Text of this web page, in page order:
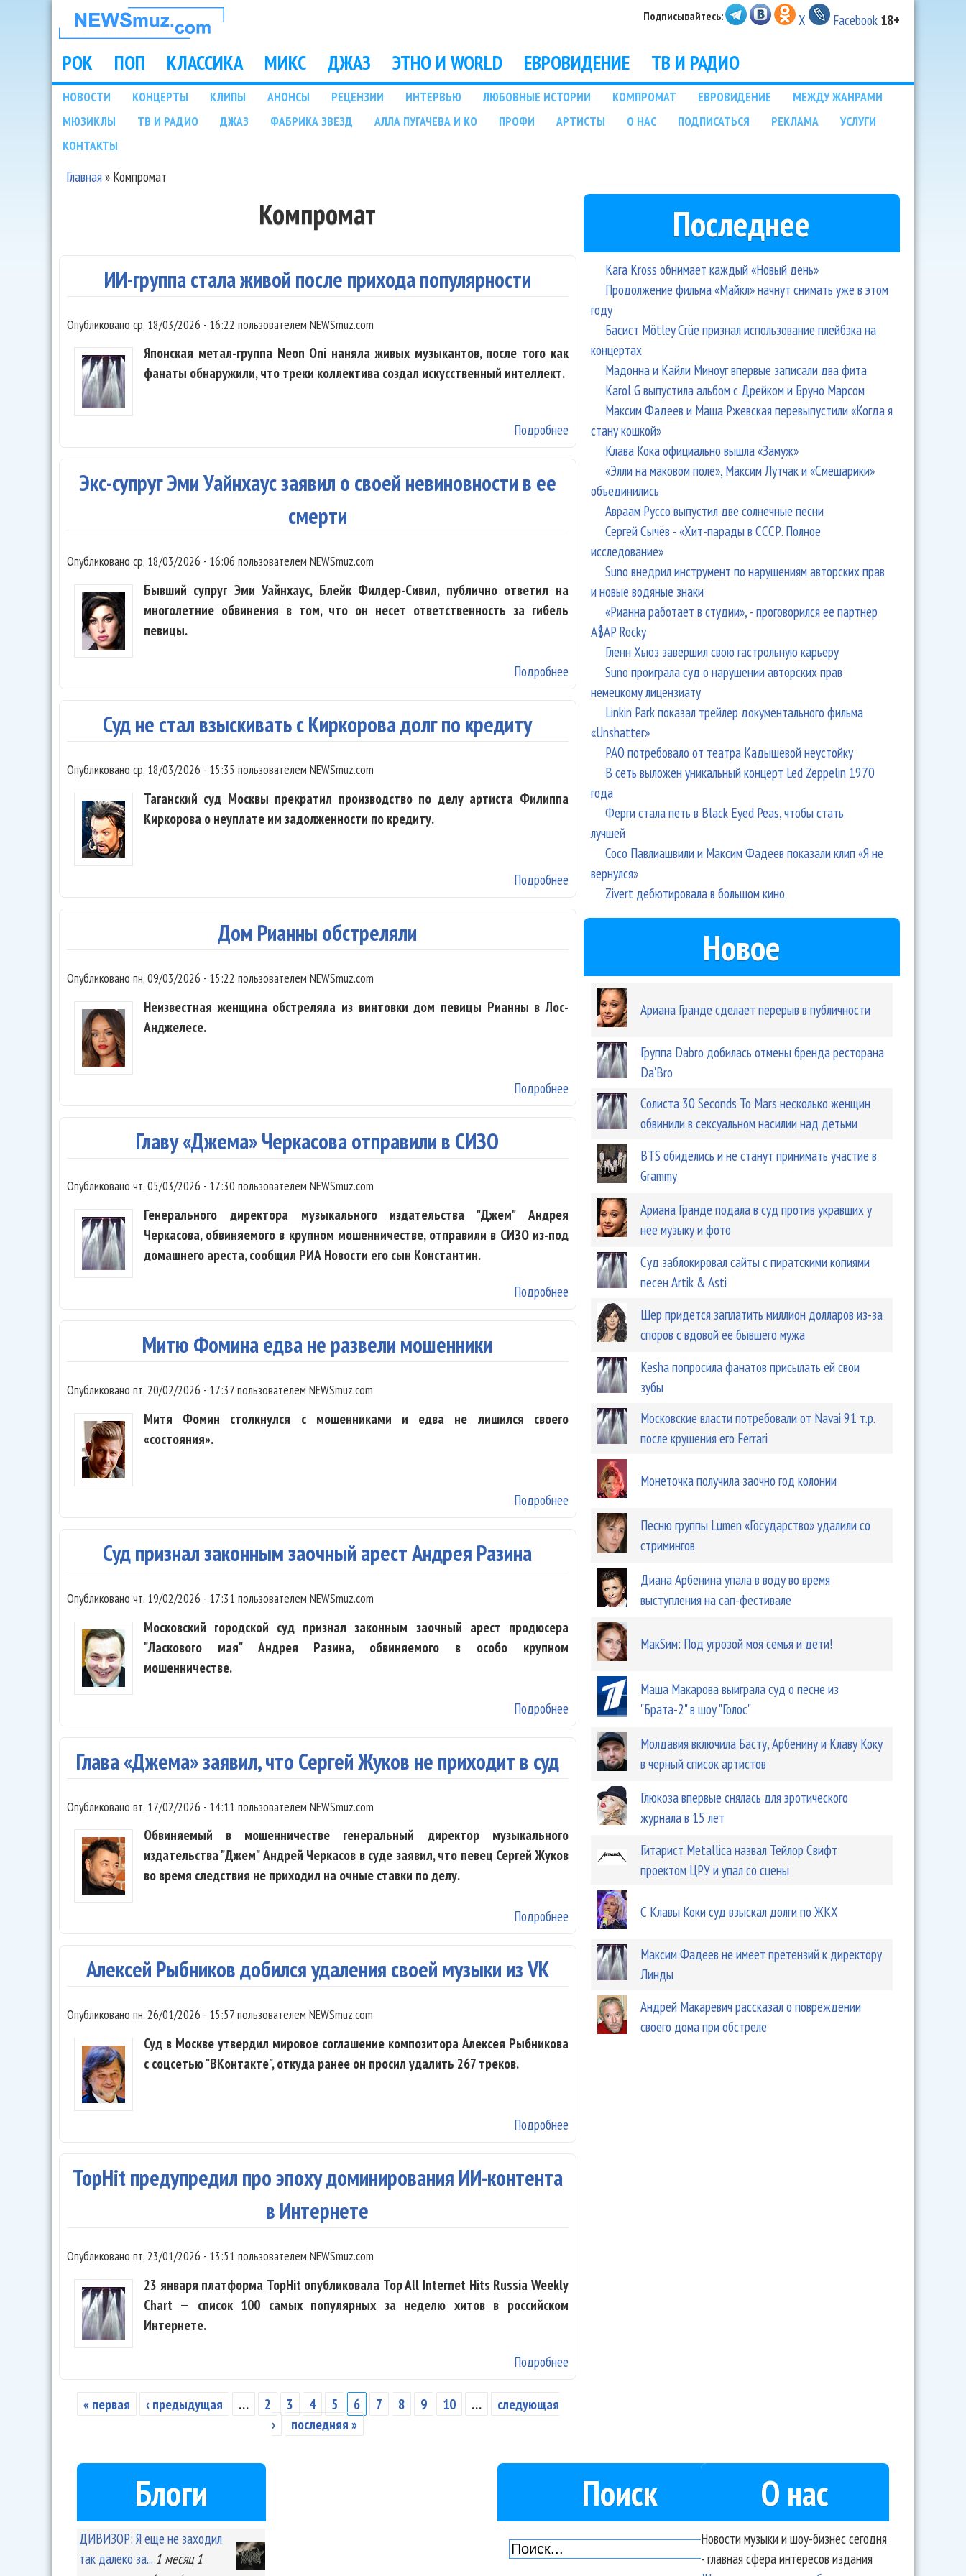
НОВОСТИ
МУЗЫКИ И
ШОУ БИЗНЕСА
NEWSMUZ.COM
Подписывайтесь: X Facebook 18+
Main menu
РОК ПОП КЛАССИКА МИКС ДЖАЗ ЭТНО И WORLD ЕВРОВИДЕНИЕ ТВ И РАДИО
Подразделы
НОВОСТИ КОНЦЕРТЫ КЛИПЫ АНОНСЫ РЕЦЕНЗИИ ИНТЕРВЬЮ ЛЮБОВНЫЕ ИСТОРИИ КОМПРОМАТ ЕВРОВИДЕНИЕ
МЕЖДУ ЖАНРАМИ
МЮЗИКЛЫ
ТВ И РАДИО ДЖАЗ ФАБРИКА ЗВЕЗД АЛЛА ПУГАЧЕВА И КО ПРОФИ АРТИСТЫ О НАС ПОДПИСАТЬСЯ РЕКЛАМА
УСЛУГИ
КОНТАКТЫ
Главная» Компромат
Компромат
ИИ-группа стала живой после прихода популярности
Опубликовано ср, 18/03/2026 - 16:22 пользователем NEWSmuz.com
Японская метал-группа Neon Oni наняла живых музыкантов, после того как
фанаты обнаружили, что треки коллектива создал искусственный интеллект.
Подробнее о ИИ-группа стала живой после прихода популярности
Экс-супруг Эми Уайнхаус заявил о своей невиновности в ее
смерти
Опубликовано ср, 18/03/2026 - 16:06 пользователем NEWSmuz.com
Бывший супруг Эми Уайнхаус, Блейк Филдер-Сивил, публично ответил на
многолетние обвинения в том, что он несет ответственность за гибель
певицы.
Подробнее о Экс-супруг Эми Уайнхаус заявил о своей невиновности в ее смерти
Суд не стал взыскивать с Киркорова долг по кредиту
Опубликовано ср, 18/03/2026 - 15:35 пользователем NEWSmuz.com
Таганский суд Москвы прекратил производство по делу артиста Филиппа
Киркорова о неуплате им задолженности по кредиту.
Подробнее о Суд не стал взыскивать с Киркорова долг по кредиту
Дом Рианны обстреляли
Опубликовано пн, 09/03/2026 - 15:22 пользователем NEWSmuz.com
Неизвестная женщина обстреляла из винтовки дом певицы Рианны в Лос-
Анджелесе.
Подробнее
Главу «Джема» Черкасова отправили в СИЗО
Опубликовано чт, 05/03/2026 - 17:30 пользователем NEWSmuz.com
Генерального директора музыкального издательства "Джем" Андрея
Черкасова, обвиняемого в крупном мошенничестве, отправили в СИЗО из-под
домашнего ареста, сообщил РИА Новости его сын Константин.
Подробнее о Главу «Джема» Черкасова отправили в СИЗО
Митю Фомина едва не развели мошенники
Опубликовано пт, 20/02/2026 - 17:37пользователем NEWSmuz.com
Митя Фомин столкнулся с мошенниками и едва не лишился своего
«состояния».
Подробнее о Митю Фомина едва не развели мошенники
Суд признал законным заочный арест Андрея Разина
Опубликовано чт, 19/02/2026 - 17:31 пользователем NEWSmuz.com
Московский городской суд признал законным заочный арест продюсера
"Ласкового мая" Андрея Разина, обвиняемого в особо крупном
мошенничестве.
Подробнее о Суд признал законным заочный арест Андрея Разина
Глава «Джема» заявил, что Сергей Жуков не приходит в суд
Опубликовано вт, 17/02/2026 - 14:11 пользователем NEWSmuz.com
Обвиняемый в мошенничестве генеральный директор музыкального
издательства "Джем" Андрей Черкасов в суде заявил, что певец Сергей Жуков
во время следствия не приходил на очные ставки по делу.
Подробнее о Глава «Джема» заявил, что Сергей Жуков не приходит в суд
Алексей Рыбников добился удаления своей музыки из VK
Опубликовано пн, 26/01/2026 - 15:57пользователем NEWSmuz.com
Суд в Москве утвердил мировое соглашение композитора Алексея Рыбникова
с соцсетью "ВКонтакте", откуда ранее он просил удалить 267 треков.
Подробнее
TopHit предупредил про эпоху доминирования ИИ-контента
в Интернете
Опубликовано пт, 23/01/2026 - 13:51 пользователем NEWSmuz.com
23 января платформа TopHit опубликовала Top All Internet Hits Russia Weekly
Chart — список 100 самых популярных за неделю хитов в российском
Интернете.
Подробнее
« первая ‹ предыдущая … 2 3 4 5 6 7 8 9 10 …
следующая
›
последняя »
Последнее
Kara Kross обнимает каждый «Новый день»
Продолжение фильма «Майкл» начнут снимать уже в этом
году
Басист Mötley Crüe признал использование плейбэка на
концертах
Мадонна и Кайли Миноуг впервые записали два фита
Karol G выпустила альбом с Дрейком и Бруно Марсом
Максим Фадеев и Маша Ржевская перевыпустили «Когда я
стану кошкой»
Клава Кока официально вышла «Замуж»
«Элли на маковом поле», Максим Лутчак и «Смешарики»
объединились
Авраам Руссо выпустил две солнечные песни
Сергей Сычёв - «Хит-парады в СССР. Полное
исследование»
Suno внедрил инструмент по нарушениям авторских прав
и новые водяные знаки
«Рианна работает в студии», - проговорился ее партнер
A$AP Rocky
Гленн Хьюз завершил свою гастрольную карьеру
Suno проиграла суд о нарушении авторских прав
немецкому лицензиату
Linkin Park показал трейлер документального фильма
«Unshatter»
РАО потребовало от театра Кадышевой неустойку
В сеть выложен уникальный концерт Led Zeppelin 1970
года
Ферги стала петь в Black Eyed Peas, чтобы стать
лучшей
Сосо Павлиашвили и Максим Фадеев показали клип «Я не
вернулся»
Zivert дебютировала в большом кино
Новое
Ариана Гранде сделает перерыв в публичности
Группа Dabro добилась отмены бренда ресторана
Da'Bro
Солиста 30 Seconds To Mars несколько женщин
обвинили в сексуальном насилии над детьми
BTS обиделись и не станут принимать участие в
Grammy
Ариана Гранде подала в суд против укравших у
нее музыку и фото
Суд заблокировал сайты с пиратскими копиями
песен Artik & Asti
Шер придется заплатить миллион долларов из-за
споров с вдовой ее бывшего мужа
Kesha попросила фанатов присылать ей свои
зубы
Московские власти потребовали от Navai 91 т.р.
после крушения его Ferrari
Монеточка получила заочно год колонии
Песню группы Lumen «Государство» удалили со
стримингов
Диана Арбенина упала в воду во время
выступления на сап-фестивале
МакSим: Под угрозой моя семья и дети!
Маша Макарова выиграла суд о песне из
"Брата-2" в шоу "Голос"
Молдавия включила Басту, Арбенину и Клаву Коку
в черный список артистов
Глюкоза впервые снялась для эротического
журнала в 15 лет
Гитарист Metallica назвал Тейлор Свифт
проектом ЦРУ и упал со сцены
С Клавы Коки суд взыскал долги по ЖКХ
Максим Фадеев не имеет претензий к директору
Линды
Андрей Макаревич рассказал о повреждении
своего дома при обстреле
Блоги
ДИВИЗОР: Я еще не заходил
так далеко за... 1 месяц 1
Поиск О нас
Новости музыки и шоу-бизнес сегодня
- главная сфера интересов издания